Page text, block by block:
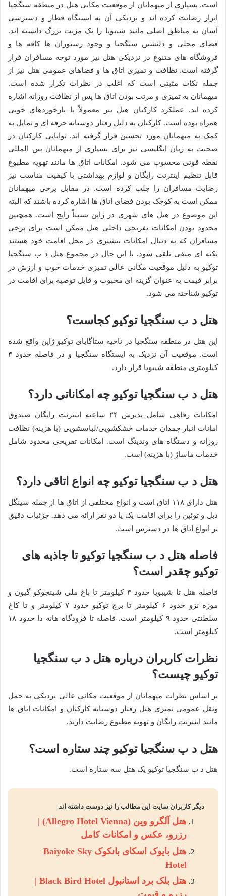
است. بسیاری از میهمانان از موقعیت مکانی هتل در منطقه سنگجیا
ابراز رضایت کرده اند و نزدیکی آن به ایستگاه قطار و دسترسی
آسان به مناطق اصلی مانند شیبویا را یک مزیت بزرگ دانسته اند.
فضای محلی و دلنشین سنگجیا و وجود رستوران ها کافه ها و
فروشگاه های متنوع در نزدیکی هتل نیز مورد توجه مسافران قرار
گرفته است. نظافت و تمیزی اتاق ها و فضاهای عمومی هتل نیز از
جمله نکات مثبتی است که اغلب در نظرات تکرار شده است.
میهمانان به تمیزی و مرتب بودن اتاق ها پس از نظافت روزانه اشاره
کرده اند. عملکرد کارکنان هتل نیز معمولاً با بازخوردهای خوبی
همراه بوده است. کارکنان به دلیل رفتار دوستانه حرفه ای و تمایل به
کمک به میهمانان مورد تحسین قرار گرفته اند. توانایی کارکنان در
صحبت به زبان انگلیسی نیز برای بسیاری از میهمانان بین المللی
نقطه قوتی محسوب می شود. امکانات اتاق ها مانند تهویه مطبوع
قابل تنظیم اینترنت رایگان و لوازم بهداشتی با کیفیت مناسب نیز
رضایت مسافران را جلب کرده است. در مقابل برخی میهمانان
ممکن است به کوچک بودن فضای اتاق ها اشاره کرده باشند که البته
این موضوع در هتل های شهری در ژاپن نسبتاً رایج است. همچنین
محدود بودن امکانات تفریحی داخلی هتل ممکن است برای برخی
مسافران که به دنبال امکانات بیشتری در محل اقامت خود هستند
نکته ای منفی تلقی شود. با این حال در مجموع هتل د ب سنگجیا
توکیو به دلیل موقعیت مکانی عالی تمیزی خدمات خوب و ارزش در
برابر قیمت به عنوان گزینه ای محبوب و قابل توصیه برای اقامت در
توکیو شناخته می شود.
هتل د ب سنگجیا توکیو کجاست؟
این هتل در منطقه سنگجیا در ناحیه ستاگایای توکیو ژاپن واقع شده
است. موقعیت آن نزدیک به ایستگاه سنگجیا و در فاصله حدود ۳
کیلومتری منطقه شیبویا قرار دارد.
هتل د ب سنگجیا توکیو چه امکاناتی دارد؟
امکانات رفاهی شامل پذیرش ۲۴ ساعته اینترنت رایگان صندوق
امانات انبار چمدان خدمات خشکشویی/لباسشویی (با هزینه) نظافت
روزانه و دستگاه های وندینگ است. امکانات تفریحی محدود شامل
خدمات ماساژ (با هزینه) است.
هتل د ب سنگجیا توکیو چه انواع اتاقی دارد؟
هتل دارای ۱۱۸ اتاق است و انواع مختلفی از اتاق ها از جمله سینگل
دبل و توئین را برای اقامت یک یا دو نفر ارائه می دهد. جزئیات دقیق
تر انواع اتاق ها در دسترس است.
فاصله هتل د ب سنگجیا توکیو تا جاذبه های
توکیو چقدر است؟
فاصله هتل تا شیبویا حدود ۳ کیلومتر تا باغ ملی شینجوکو گیون و
موزه نزو حدود ۶ کیلومتر تا برج توکیو حدود ۷ کیلومتر و تا کاخ
سلطنتی حدود ۹ کیلومتر است. فاصله تا فرودگاه هانه دا حدود ۱۸
کیلومتر است.
نظرات کاربران درباره هتل د ب سنگجیا
توکیو چیست؟
بر اساس نظرات میهمانان از موقعیت مکانی عالی نزدیکی به حمل
ونقل عمومی تمیزی هتل رفتار دوستانه کارکنان و امکانات اتاق ها
مانند اینترنت رایگان و تهویه مطبوع رضایت دارند.
هتل د ب سنگجیا توکیو چند ستاره است؟
هتل د ب سنگجیا توکیو یک هتل سه ستاره است.
دیگر کاربران سایت این مطالب را نیز دوست داشته اند
هتل آلگرو وین (Allegro Hotel Vienna) |
رزرو، عکس و امکانات کامل
هتل بایوک اسکای بانکوک Baiyoke Sky
Hotel
هتل بلک برد استانبول Black Bird Hotel |